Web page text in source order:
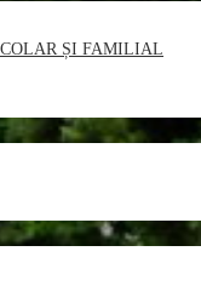
ȘI FAMILIAL